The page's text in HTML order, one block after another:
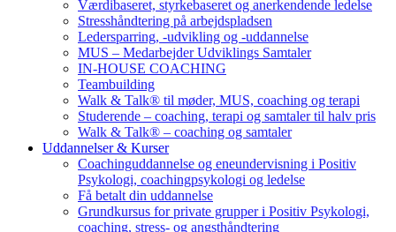
Værdibaseret, styrkebaseret og anerkendende ledelse
Stresshåndtering på arbejdspladsen
Ledersparring, -udvikling og -uddannelse
MUS – Medarbejder Udviklings Samtaler
IN-HOUSE COACHING
Teambuilding
Walk & Talk® til møder, MUS, coaching og terapi
Studerende – coaching, terapi og samtaler til halv pris
Walk & Talk® – coaching og samtaler
Uddannelser & Kurser
Coachinguddannelse og eneundervisning i Positiv
Psykologi, coachingpsykologi og ledelse
Få betalt din uddannelse
Grundkursus for private grupper i Positiv Psykologi,
coaching, stress- og angsthåndtering